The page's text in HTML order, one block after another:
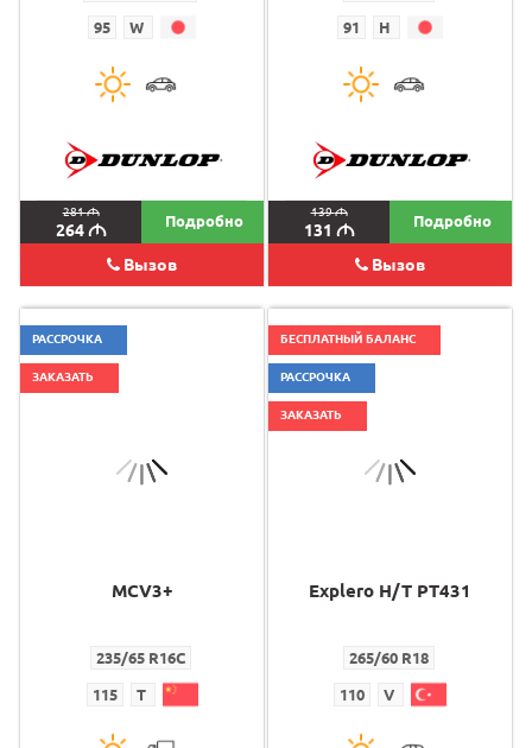
95 W
281M
264M Подробно
Вызов
91 H
139M
131 M Подробно
Вызов
РАССРОЧКА
ЗАКАЗАТЬ
MCV3+
235/65 R16C
115 T
БЕСПЛАТНЫЙ БАЛАНС
РАССРОЧКА
ЗАКАЗАТЬ
Explero H/T PT431
265/60 R18
110 V